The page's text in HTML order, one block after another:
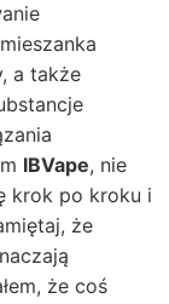
a także
IBVape, nie
krok po kroku i
że
że coś